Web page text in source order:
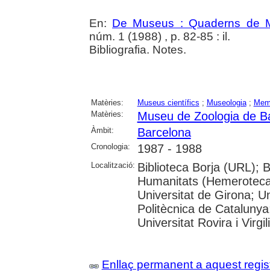
En: De Museus : Quaderns de
núm. 1 (1988) , p. 82-85 : il.
Bibliografia. Notes.
Matèries: Museus científics ; Museologia;
Matèries:
Museu de Zoologia de
Àmbit: Barcelona
Cronologia: 1987 - 1988
Localització: Biblioteca Borja (URL);
Humanitats
Universitat de Girona;
Politècnica de
Universitat Rovira i Virgili
Enllaç permanent a aquest